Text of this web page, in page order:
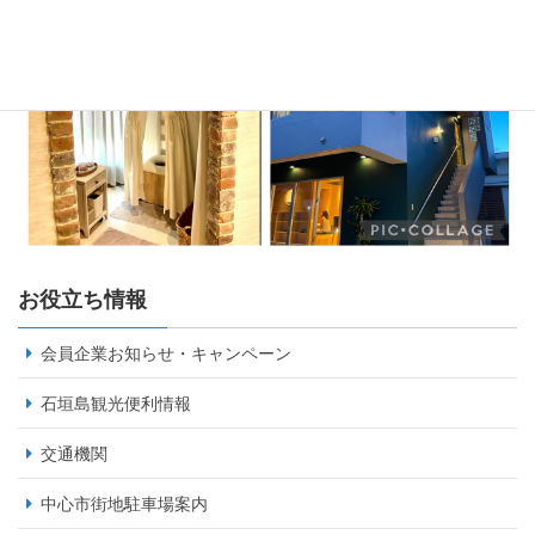
お役立ち情報
会員企業お知らせ・キャンペーン
石垣島観光便利情報
交通機関
中心市街地駐車場案内